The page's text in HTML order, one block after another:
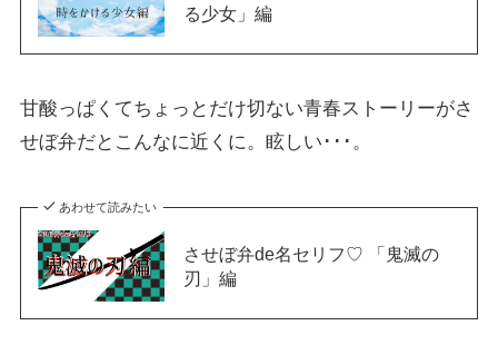
る少女」編
甘酸っぱくてちょっとだけ切ない青春ストーリーがさ
せぼ弁だとこんなに近くに。眩しい･･･。
あわせて読みたい
させぼ弁de名セリフ♡ 「鬼滅の
刃」編